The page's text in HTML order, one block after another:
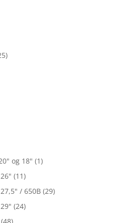
og 18" (1)
(11)
/ 650B (29)
(24)